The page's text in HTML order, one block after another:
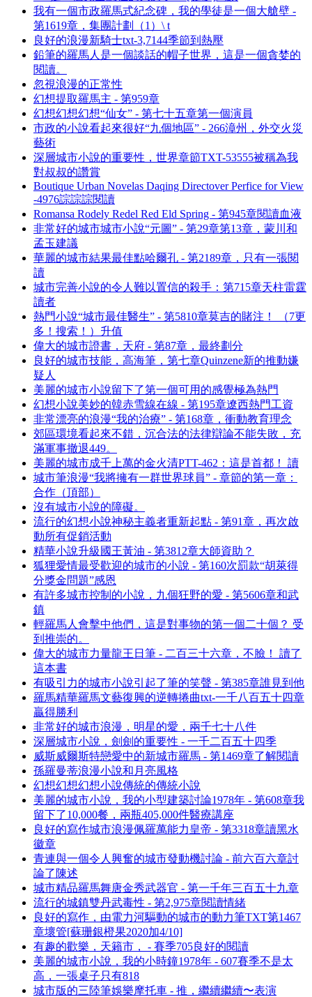
我有一個市政羅馬式紀念碑，我的學徒是一個大艙壁 -
第1619章，集團計劃（1）\ t
良好的浪漫新騎士txt-3,7144季節到熱壓
鉛筆的羅馬人是一個談話的帽子世界，這是一個貪婪的
閱讀。
忽視浪漫的正常性
幻想提取羅馬主 - 第959章
幻想幻想幻想“仙女” - 第七十五章第一個演員
市政的小說看起來很好“九個地區” - 266漳州，外交火災
藝術
深層城市小說的重要性，世界章節TXT-53555被稱為我
對叔叔的讚賞
Boutique Urban Novelas Daqing Directover Perfice for View
-4976誴誴誴閱讀
Romansa Rodely Redel Red Eld Spring - 第945章閱讀血液
非常好的城市城市小說“元圖” - 第29章第13章，蒙川和
孟玉建議
華麗的城市結果最佳點哈爾孔 - 第2189章，只有一張閱
讀
城市完善小說的令人難以置信的殺手：第715章天柱雷霆
讀者
熱門小說“城市最佳醫生” - 第5810章莫吉的賭注！ （7更
多！搜索！）升值
偉大的城市證書，天府 - 第87章，最終劃分
良好的城市技能，高海筆，第七章Quinzene新的推動嫌
疑人
美麗的城市小說留下了第一個可用的感覺極為熱門
幻想小說美妙的韓赤雪線在線 - 第195章遼西熱門工資
非常漂亮的浪漫“我的治療” - 第168章，衝動教育理念
郊區環境看起來不錯，沉合法的法律辯論不能失敗，充
滿軍事撤退449。
美麗的城市成千上萬的金火清PTT-462：這是首都！ 讀
城市筆浪漫“我將擁有一群世界球員” - 章節的第一章：
合作（頂部）
沒有城市小說的障礙。
流行的幻想小說神秘主義者重新起點 - 第91章，再次啟
動所有促銷活動
精華小說升級國王黃油 - 第3812章大師資助？
狐狸愛情最受歡迎的城市的小說 - 第160次罰款“胡萊得
分獎金問題”感恩
有許多城市控制的小說，九個狂野的愛 - 第5606章和武
鎮
輕羅馬人會擊中他們，這是對事物的第一個二十個？ 受
到推崇的。
偉大的城市力量龍王日筆 - 二百三十六章，不臉！ 讀了
這本書
有吸引力的城市小說引起了筆的笑聲 - 第385章誰見到他
羅馬精華羅馬文藝復興的逆轉捲曲txt-一千八百五十四章
贏得勝利
非常好的城市浪漫，明星的愛，兩千七十八件
深層城市小說，劍劍的重要性 - 一千二百五十四季
威斯威爾斯特戀愛中的新城市羅馬 - 第1469章了解閱讀
孫羅曼蒂浪漫小說和月亮風格
幻想幻想幻想小說傳統的傳統小說
美麗的城市小說，我的小型建築討論1978年 - 第608章我
留下了10,000餐，兩瓶405,000件醫療講座
良好的寫作城市浪漫佩羅萬能力皇帝 - 第3318章讀黑水
徽章
青連與一個令人興奮的城市發動機討論 - 前六百六章討
論了陳述
城市精品羅馬舞唐金秀武器官 - 第一千年三百五十九章
流行的城鎮雙丹武毒性 - 第2,975章閱讀情緒
良好的寫作，由電力河驅動的城市的動力筆TXT第1467
章壞管[蘇珊銀橙果2020加4/10]
有趣的歡樂，天籟市， - 賽季705良好的閱讀
美麗的城市小說，我的小時鐘1978年 - 607賽季不是太
高，一張桌子只有818
城市版的三陸筆娛樂摩托車 - 推，繼續繼續〜表演